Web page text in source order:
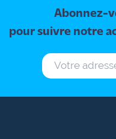
Abonnez-
pour suivre notre